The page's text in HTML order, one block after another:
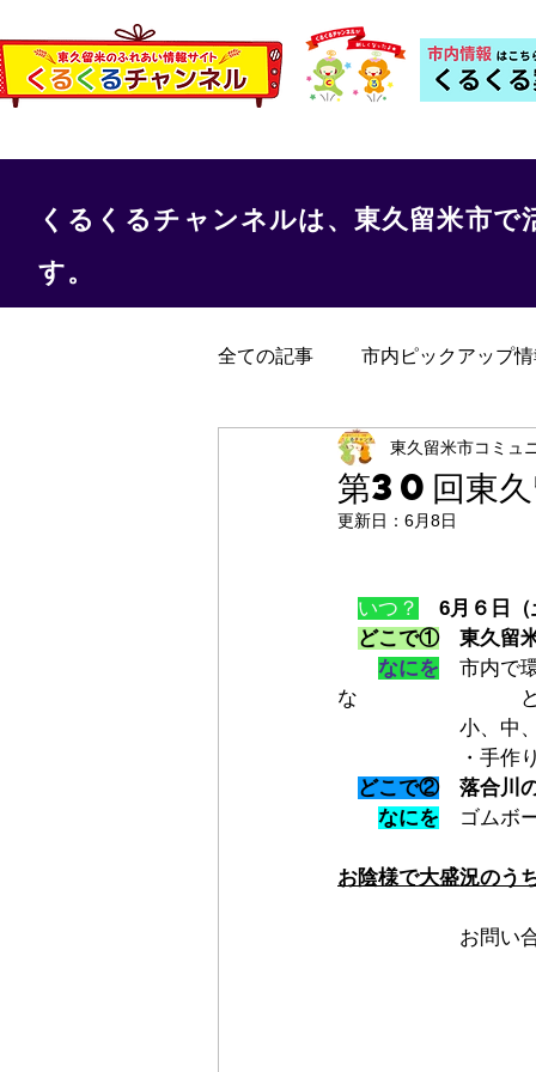
くるくるチャンネルは、東久留米市
す。
全ての記事 市内ピックアップ
くるくる保健室 事務局か
第30回東久
東久留米市コミュ
更新日： 6月8日
いつ？
6月６日（
どこで① 東久留
なにを 市内で
な　　　　　　　　
小、中、高の子
・手作り工作教
どこで②
落合川
なにを ゴムボ
お陰様で大盛況のう
お問い合わせ先